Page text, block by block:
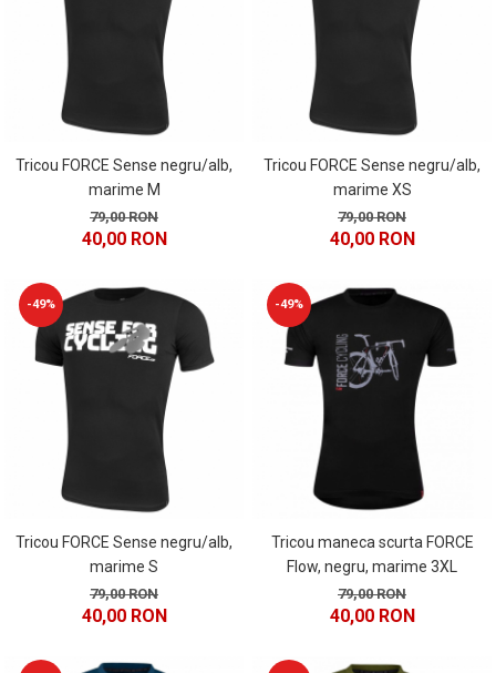
Tricou FORCE Sense negru/alb,
marime M
79,00 RON
40,00 RON
Tricou FORCE Sense negru/alb,
marime XS
79,00 RON
40,00 RON
-49%
Tricou FORCE Sense negru/alb,
marime S
79,00 RON
40,00 RON
-49%
Tricou maneca scurta FORCE
Flow, negru, marime 3XL
79,00 RON
40,00 RON